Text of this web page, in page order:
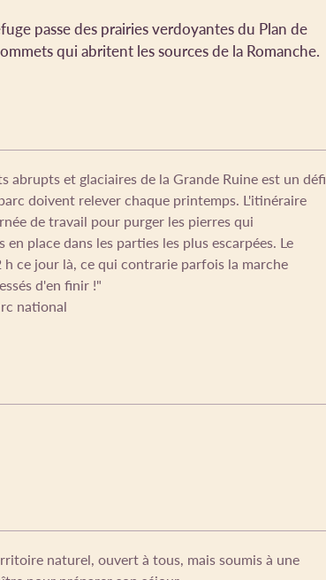
passe des prairies verdoyantes du Plan de
qui abritent les sources de la Romanche.
abrupts et glaciaires de la Grande Ruine est un défi
doivent relever chaque printemps. L'itinéraire
de travail pour purger les pierres qui
place dans les parties les plus escarpées. Le
ce jour là, ce qui contrarie parfois la marche
d'en finir !"
national
naturel, ouvert à tous, mais soumis à une